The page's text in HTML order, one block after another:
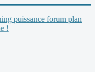
puissance forum plan
!